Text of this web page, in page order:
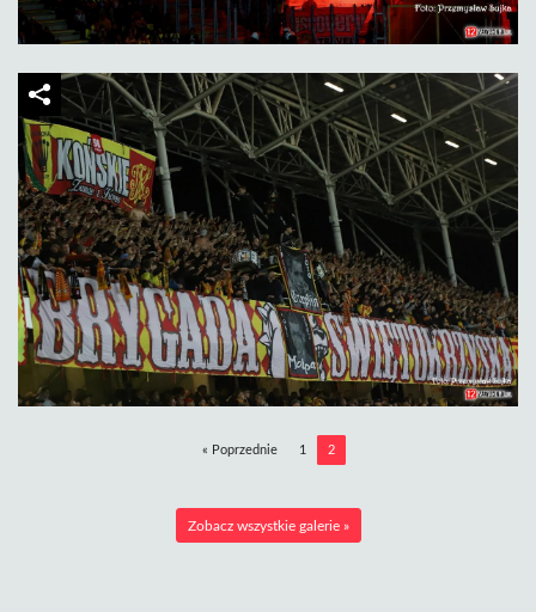
« Poprzednie 1 2
Zobacz wszystkie galerie »